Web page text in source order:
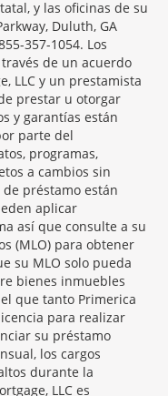
y las oficinas de su
Duluth, GA
357-1054. Los
de un acuerdo
LLC y un prestamista
prestar u otorgar
y garantías están
parte del
programas,
a cambios sin
préstamo están
aplicar
así que consulte a su
(MLO) para obtener
su MLO solo pueda
bienes inmuebles
que tanto Primerica
para realizar
su préstamo
los cargos
durante la
LLC es